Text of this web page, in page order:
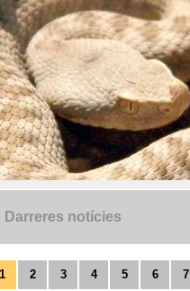
Darreres notícies
1 2 3 4 5 6 7